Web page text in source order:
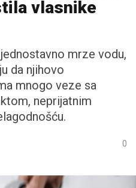
vlasnike
mrze vodu,
da njihovo
mnogo veze sa
neprijatnim
0